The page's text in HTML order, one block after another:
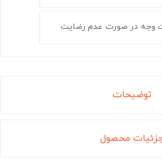
وجه در صورت عدم رضایت
توضیحات
محصول